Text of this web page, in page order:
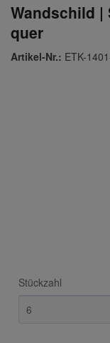
Wandschild |
quer
Artikel-Nr.: ETK-
Stückzahl